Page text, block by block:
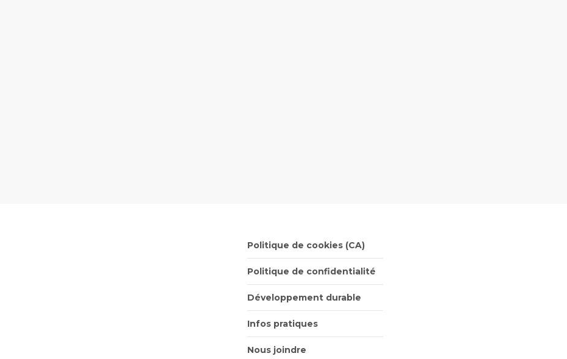
Politique de cookies (CA)
Politique de confidentialité
Développement durable
Infos pratiques
Nous joindre